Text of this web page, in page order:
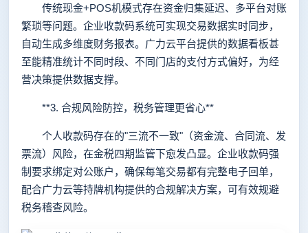
传统现金+POS机模式存在资金归集延迟、多平台对账
繁琐等问题。企业收款码系统可实现交易数据实时同步，
自动生成多维度财务报表。广力云平台提供的数据看板甚
至能精准统计不同时段、不同门店的支付方式偏好，为经
营决策提供数据支撑。
**3. 合规风险防控，税务管理更省心**
个人收款码存在的"三流不一致"（资金流、合同流、发
票流）风险，在金税四期监管下愈发凸显。企业收款码强
制要求绑定对公账户，确保每笔交易都有完整电子回单，
配合广力云等持牌机构提供的合规解决方案，可有效规避
税务稽查风险。